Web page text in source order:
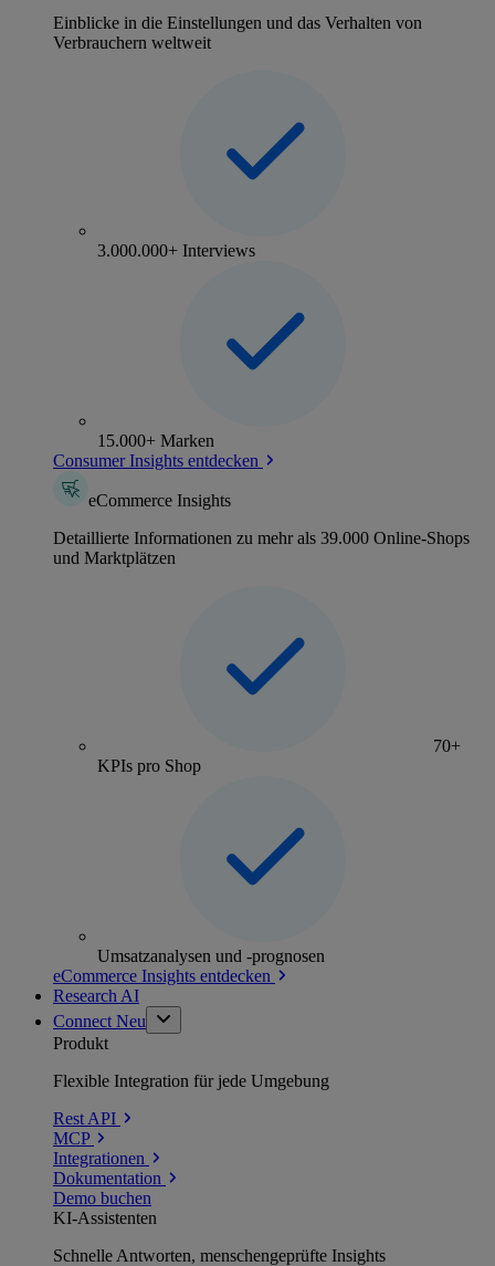
Einblicke in die Einstellungen und das Verhalten von
Verbrauchern weltweit
3.000.000+ Interviews
15.000+ Marken
Consumer Insights entdecken
eCommerce Insights
Detaillierte Informationen zu mehr als 39.000 Online-Shops
und Marktplätzen
70+
KPIs pro Shop
Umsatzanalysen und -prognosen
eCommerce Insights entdecken
Research AI
Connect Neu
Produkt
Flexible Integration für jede Umgebung
Rest API
MCP
Integrationen
Dokumentation
Demo buchen
KI-Assistenten
Schnelle Antworten, menschengeprüfte Insights